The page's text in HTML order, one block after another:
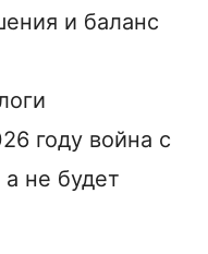
и баланс
году война с
не будет